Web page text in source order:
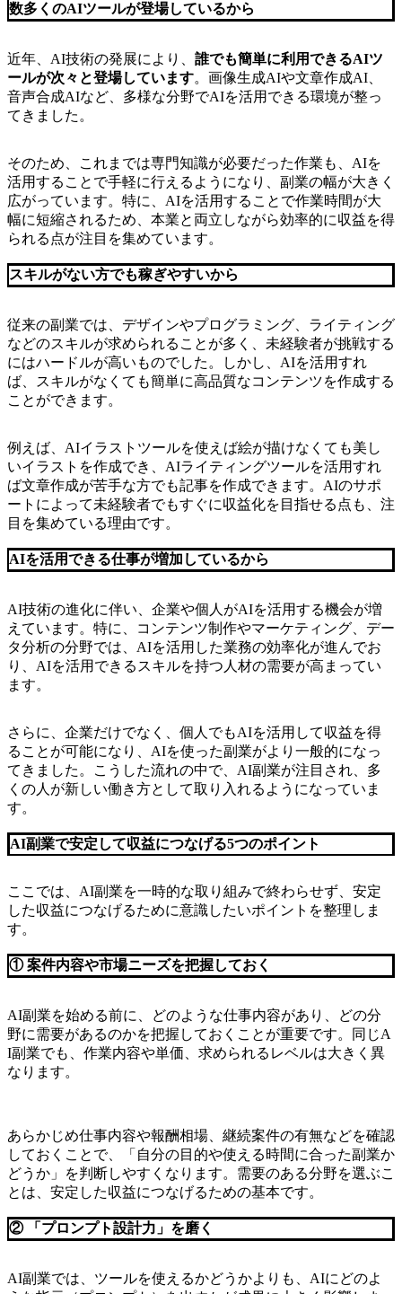
数多くのAIツールが登場しているから
近年、AI技術の発展により、 誰でも簡単に利用できるAIツ
ールが次々と登場しています。画像生成AIや文章作成AI、
音声合成AIなど、多様な分野でAIを活用できる環境が整っ
てきました。
そのため、これまでは専門知識が必要だった作業も、AIを
活用することで手軽に行えるようになり、副業の幅が大きく
広がっています。特に、AIを活用することで作業時間が大
幅に短縮されるため、本業と両立しながら効率的に収益を得
られる点が注目を集めています。
スキルがない方でも稼ぎやすいから
従来の副業では、デザインやプログラミング、ライティング
などのスキルが求められることが多く、未経験者が挑戦する
にはハードルが高いものでした。しかし、AIを活用すれ
ば、スキルがなくても簡単に高品質なコンテンツを作成する
ことができます。
例えば、AIイラストツールを使えば絵が描けなくても美し
いイラストを作成でき、AIライティングツールを活用すれ
ば文章作成が苦手な方でも記事を作成できます。AIのサポ
ートによって未経験者でもすぐに収益化を目指せる点も、注
目を集めている理由です。
AIを活用できる仕事が増加しているから
AI技術の進化に伴い、企業や個人がAIを活用する機会が増
えています。特に、コンテンツ制作やマーケティング、デー
タ分析の分野では、AIを活用した業務の効率化が進んでお
り、AIを活用できるスキルを持つ人材の需要が高まってい
ます。
さらに、企業だけでなく、個人でもAIを活用して収益を得
ることが可能になり、AIを使った副業がより一般的になっ
てきました。こうした流れの中で、AI副業が注目され、多
くの人が新しい働き方として取り入れるようになっていま
す。
AI副業で安定して収益につなげる5つのポイント
ここでは、AI副業を一時的な取り組みで終わらせず、安定
した収益につなげるために意識したいポイントを整理しま
す。
① 案件内容や市場ニーズを把握しておく
AI副業を始める前に、どのような仕事内容があり、どの分
野に需要があるのかを把握しておくことが重要です。同じA
I副業でも、作業内容や単価、求められるレベルは大きく異
なります。
あらかじめ仕事内容や報酬相場、継続案件の有無などを確認
しておくことで、「自分の目的や使える時間に合った副業か
どうか」を判断しやすくなります。需要のある分野を選ぶこ
とは、安定した収益につなげるための基本です。
② 「プロンプト設計力」を磨く
AI副業では、ツールを使えるかどうかよりも、AIにどのよ